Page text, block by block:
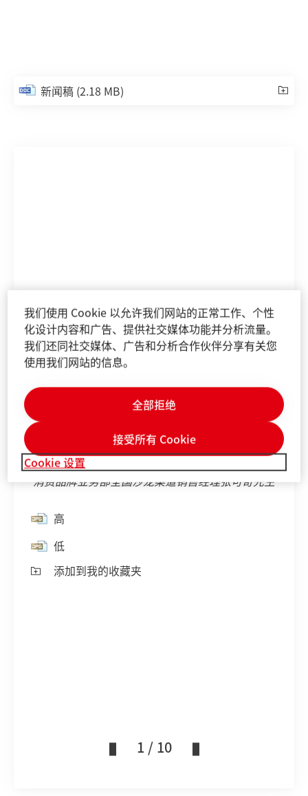
新闻稿 (2.18 MB)
伟荣先生、汉高消费品牌业务部专业线全国销售经
理王海先生、MU集团创始人陈佳峰先生、施华蔻
品牌大使文咏珊女士、汉高消费品牌业务部大中华
区副总裁钟经伟先生、MU集团沙龙主理人王绍虎
先生、港汇恒隆广场租赁部高级经理郭女士、汉高
消费品牌业务部全国沙龙渠道销售经理张可奇先生
高
低
添加到我的收藏夹
1 / 10
我们使用 Cookie 以允许我们网站的正常工作、个性
化设计内容和广告、提供社交媒体功能并分析流量。
我们还同社交媒体、广告和分析合作伙伴分享有关您
使用我们网站的信息。
Cookie 设置
全部拒绝
接受所有 Cookie